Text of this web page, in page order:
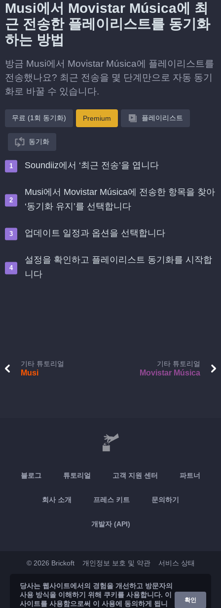
Musi에서 Movistar Música에 최
근 전송한 플레이리스트를 동기화
하는 방법
방금 Musi에서 Movistar Música에 플레이리스트를
전송했나요? 최근 전송을 몇 단계만으로 자동 동기
화로 바꿀 수 있습니다.
무료 (1회 동기화) Premium 플레이리스트
동기화
Soundiiz에서 ‘최근 전송’을 엽니다
Musi에서 Movistar Música에 전송한 항목을 찾아
‘동기화 유지’를 선택합니다
업데이트 일정과 옵션을 선택합니다
설정을 확인하고 플레이리스트 동기화를 시작합
니다
기타 튜토리얼
Musi
기타 튜토리얼
Movistar Música
블로그 튜토리얼 고객 지원 센터 파트너
회사 소개 프레스 키트 문의하기
개발자 (API)
© 2026 Brickoft 개인정보 보호 및 약관 서비스 상태
App Store Google Play
당사는 웹사이트에서의 경험을 개선하고 방문자의
사용 방식을 이해하기 위해 쿠키를 사용합니다. 이
사이트를 사용함으로써 이 사용에 동의하게 됩니
확인